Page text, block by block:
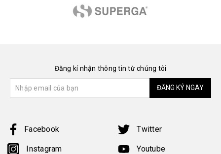
Đăng kí nhận thông tin từ chúng tôi
ĐĂNG KÝ NGAY
Facebook Twitter
Instagram Youtube